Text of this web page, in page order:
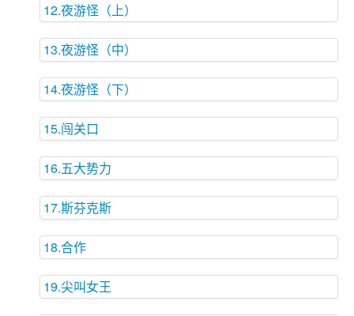
12.夜游怪（上）
13.夜游怪（中）
14.夜游怪（下）
15.闯关口
16.五大势力
17.斯芬克斯
18.合作
19.尖叫女王